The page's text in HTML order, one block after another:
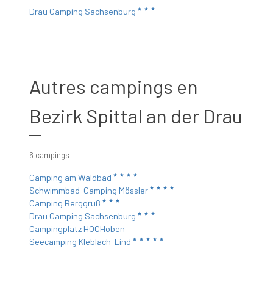
Drau Camping Sachsenburg
Autres campings en
Bezirk Spittal an der Drau
6 campings
Camping am Waldbad
Schwimmbad-Camping Mössler
Camping Berggruß
Drau Camping Sachsenburg
Campingplatz HOCHoben
Seecamping Kleblach-Lind